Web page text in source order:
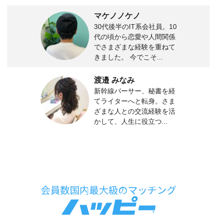
マケノノケノ
30代後半のIT系会社員。10
代の頃から恋愛や人間関係
でさまざまな経験を重ねて
きました。 今でこそ...
渡邉 みなみ
新幹線パーサー、秘書を経
てライターへと転身。さま
ざまな人との交流経験を活
かして、人生に役立つ...